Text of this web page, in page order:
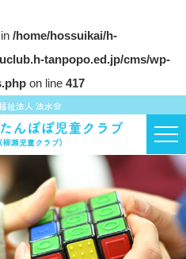
/home/hossuikai/h-
tanpopo.ed.jp/cms/wp-
on line 417
祉法人 法水会